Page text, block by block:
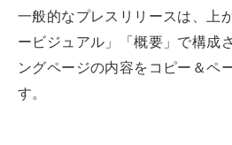
一般的なプレスリリースは、上
ービジュアル」「概要」で構成
ングページの内容をコピー＆ペ
す。